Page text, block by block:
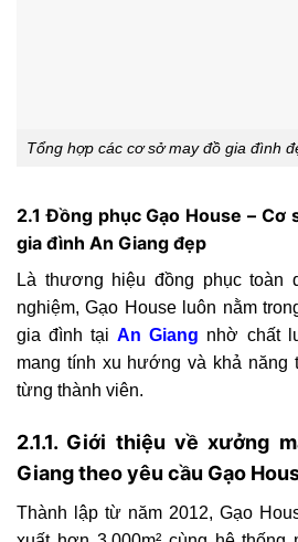
Tổng hợp các cơ sở may đồ gia đình
2.1 Đồng phục Gạo House – Cơ
gia đình An Giang đẹp
Là thương hiệu đồng phục toàn
nghiệm, Gạo House luôn nằm
gia đình tại An Giang nhờ chất
mang tính xu hướng và khả năng
từng thành viên.
2.1.1. Giới thiệu về xưởng
Giang theo yêu cầu Gạo
Thành lập từ năm 2012, Gạo